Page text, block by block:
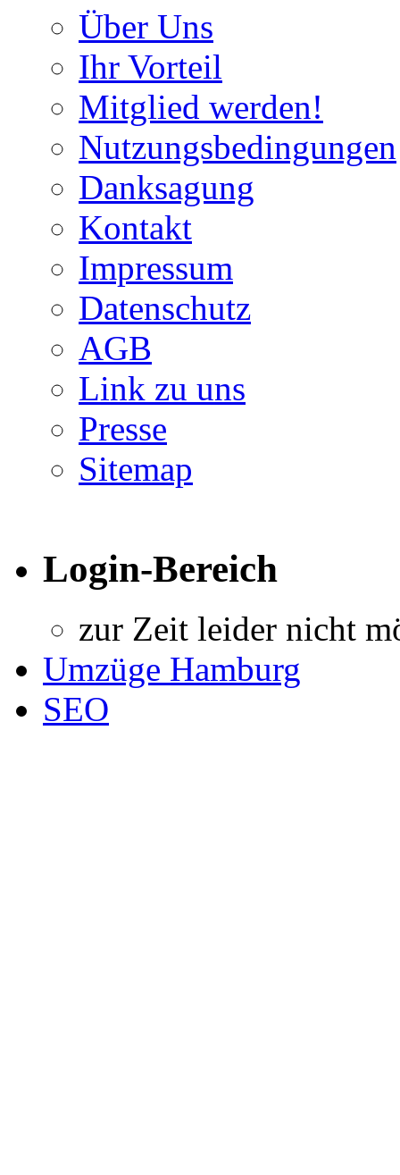
Über Uns
Ihr Vorteil
Mitglied werden!
Nutzungsbedingungen
Danksagung
Kontakt
Impressum
Datenschutz
AGB
Link zu uns
Presse
Sitemap
Login-Bereich
zur Zeit leider nicht
Umzüge Hamburg
SEO